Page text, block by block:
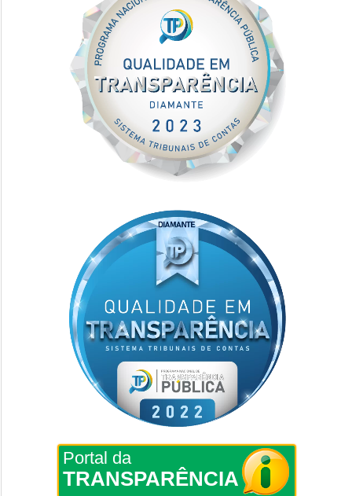
Portal da
TRANSPARÊNCIA